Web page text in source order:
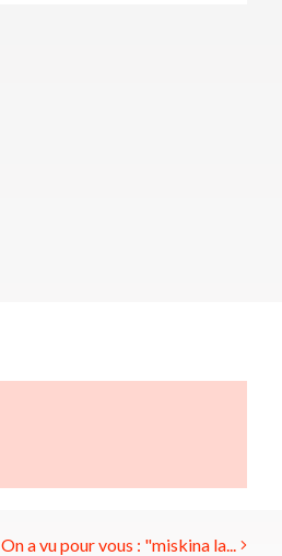
On a vu pour vous : "miskina la...